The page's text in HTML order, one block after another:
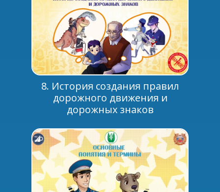
8. История создания правил
дорожного движения и
дорожных знаков